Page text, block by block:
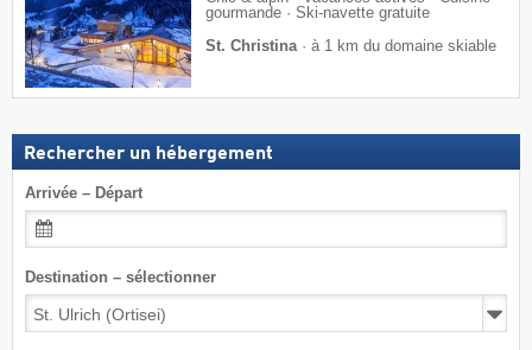
gourmande · Ski-navette gratuite
St. Christina· à 1 km du domaine skiable
Rechercher un hébergement
Arrivée – Départ
Destination – sélectionner